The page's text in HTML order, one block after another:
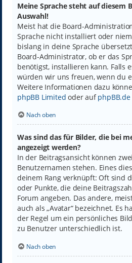
Meine Sprache steht auf diesem
Auswahl!
Meist hat die Board-
Sprache nicht installiert oder
bislang in deine Sprache
Board-Administrator, ob er das
benötigst, installieren kann. Falls
würden wir uns freuen, wenn du
Weitere Informationen dazu
phpBB Limited oder aufphpBB.de
Nach oben
Was sind das für Bilder, die bei
angezeigt werden?
In der Beitragsansicht können
Benutzernamen stehen. Eines
deinem Rang verknüpft: Oft sind
oder Punkte, die deine
Forum angeben. Das andere,
auch als „Avatar“ bezeichnet. Es
der Regel um ein persönliches
zu Benutzer unterschiedlich ist.
Nach oben